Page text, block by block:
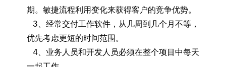
期。敏捷流程利用变化来获得客户的竞争优势。
3、经常交付工作软件，从几周到几个月不等，
优先考虑更短的时间范围。
4、业务人员和开发人员必须在整个项目中每天